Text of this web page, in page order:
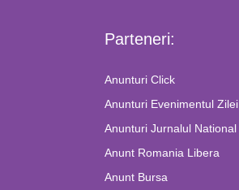
Parteneri:
Anunturi Click
Anunturi Evenimentul Zilei
Anunturi Jurnalul National
Anunt Romania Libera
Anunt Bursa